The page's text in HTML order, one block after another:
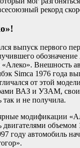
рекорд
выпуск первого
«Алеко». Внешность
Simca 1976 года
от этой
ВАЗ и УЗАМ,
так и не получила.
модификации
двигателями
году автомобиль